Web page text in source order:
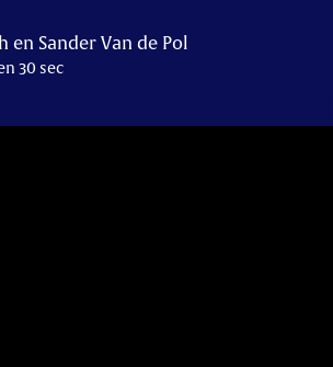
en Sander Van de Pol
30 sec